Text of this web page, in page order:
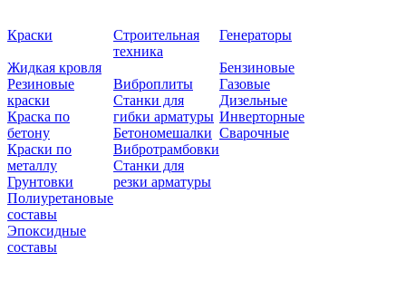
Краски
Жидкая кровля
Резиновые
краски
Краска по
бетону
Краски по
металлу
Грунтовки
Полиуретановые
составы
Эпоксидные
составы
Строительная
техника
Виброплиты
Станки для
гибки арматуры
Бетономешалки
Вибротрамбовки
Станки для
резки арматуры
Генераторы
Бензиновые
Газовые
Дизельные
Инверторные
Сварочные